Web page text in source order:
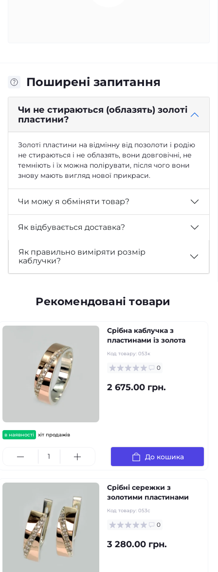
Поширені запитання
Чи не стираються (облазять) золоті
пластини?
Золоті пластини на відмінну від позолоти і родію
не стираються і не облазять, вони довговічні, не
темніють і їх можна полірувати, після чого вони
знову мають вигляд нової прикраси.
Чи можу я обміняти товар?
Як відбувається доставка?
Як правильно виміряти розмір
каблучки?
Рекомендовані товари
в наявності хіт продажів
Срібна каблучка з
пластинами із золота
Код товару: 053к
0
2 675.00 грн.
До кошика
Срібні сережки з
золотими пластинами
Код товару: 053с
0
3 280.00 грн.